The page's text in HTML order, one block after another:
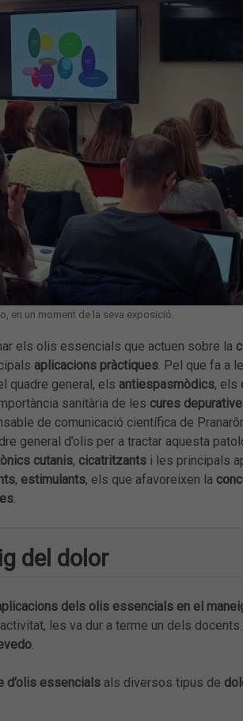
en un moment de la seva exposició.
els olis essencials que actuen sobre la
aplicacions pràctiques. Pel que fa a
quadre general, els antiespasmòdics, els
sanitària de les cures
de comunicació científica de
general d’olis per a tractar aquesta
cutanis, cicatritzants i les principals
, estimulants, els que afavoreixen la
.
del dolor
dels olis essencials en el
les va dur a terme un dels docents
.
d’olis essencialsals diversos tipus de